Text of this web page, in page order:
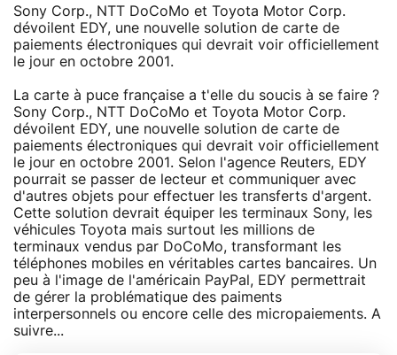
Sony Corp., NTT DoCoMo et Toyota Motor Corp.
dévoilent EDY, une nouvelle solution de carte de
paiements électroniques qui devrait voir officiellement
le jour en octobre 2001.
La carte à puce française a t'elle du soucis à se faire ?
Sony Corp., NTT DoCoMo et Toyota Motor Corp.
dévoilent EDY, une nouvelle solution de carte de
paiements électroniques qui devrait voir officiellement
le jour en octobre 2001. Selon l'agence Reuters, EDY
pourrait se passer de lecteur et communiquer avec
d'autres objets pour effectuer les transferts d'argent.
Cette solution devrait équiper les terminaux Sony, les
véhicules Toyota mais surtout les millions de
terminaux vendus par DoCoMo, transformant les
téléphones mobiles en véritables cartes bancaires. Un
peu à l'image de l'américain PayPal, EDY permettrait
de gérer la problématique des paiments
interpersonnels ou encore celle des micropaiements. A
suivre...